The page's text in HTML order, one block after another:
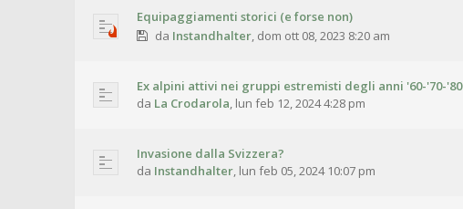
Equipaggiamenti storici (e forse non)
da Instandhalter, dom ott 08, 2023 8:20 am
Ex alpini attivi nei gruppi estremisti degli anni '60-'70-'80
da La Crodarola, lun feb 12, 2024 4:28 pm
Invasione dalla Svizzera?
da Instandhalter, lun feb 05, 2024 10:07 pm